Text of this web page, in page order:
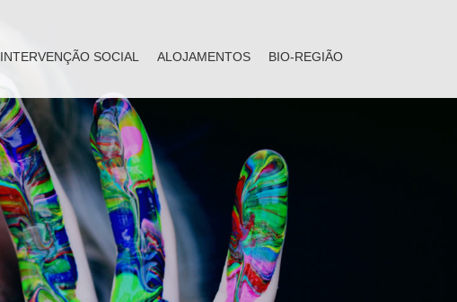
INTERVENÇÃO SOCIAL ALOJAMENTOS BIO-REGIÃO